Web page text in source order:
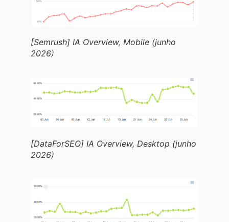
[Semrush] IA Overview, Mobile (junho
2026)
[DataForSEO] IA Overview, Desktop (junho
2026)